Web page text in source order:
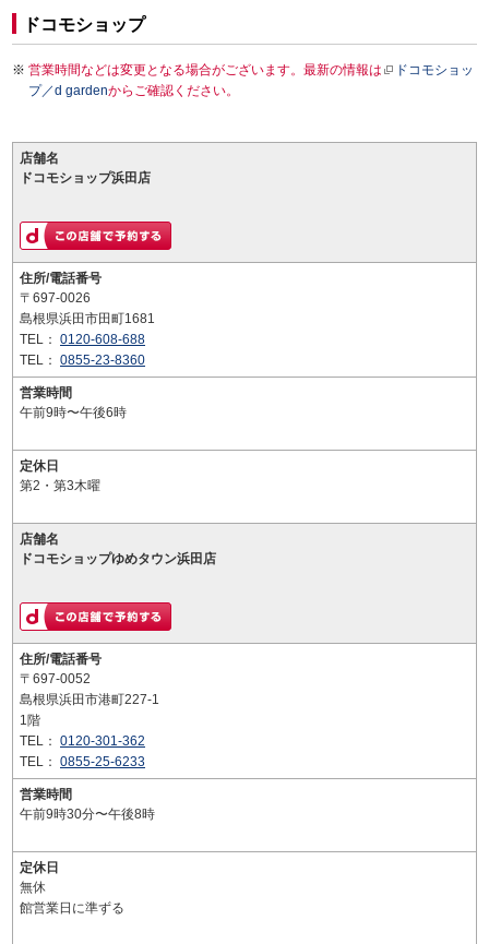
ドコモショップ
営業時間などは変更となる場合がございます。最新の情報は
ドコモショッ
プ／d gardenからご確認ください。
店舗名
ドコモショップ浜田店
住所/電話番号
〒697-0026
島根県浜田市田町1681
TEL： 0120-608-688
TEL： 0855-23-8360
営業時間
午前9時〜午後6時
定休日
第2・第3木曜
店舗名
ドコモショップゆめタウン浜田店
住所/電話番号
〒697-0052
島根県浜田市港町227-1
1階
TEL： 0120-301-362
TEL： 0855-25-6233
営業時間
午前9時30分〜午後8時
定休日
無休
館営業日に準ずる